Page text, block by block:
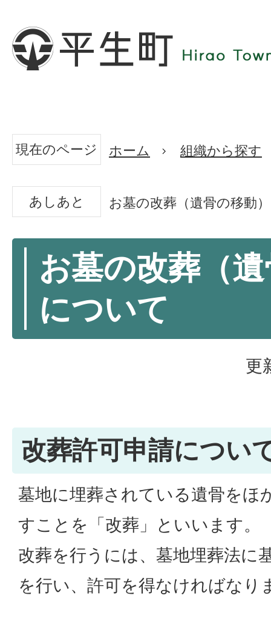
現在のページ ホーム 組織から探す
あしあと お墓の改葬（遺骨の移動
お墓の改葬（
について
更
改葬許可申請につい
墓地に埋葬されている遺骨をほ
すことを「改葬」といいます。
改葬を行うには、墓地埋葬法に
を行い、許可を得なければなり